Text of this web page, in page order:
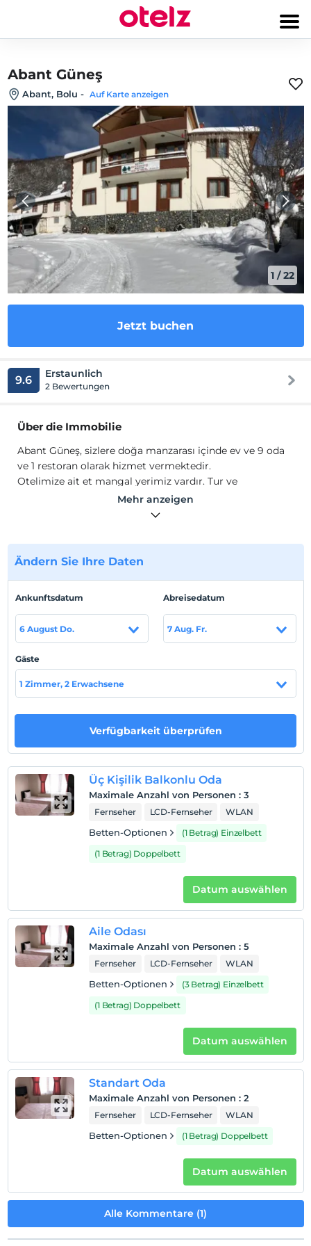
Abant Güneş
Abant, Bolu - Auf Karte anzeigen
1 /22
Jetzt buchen
9.6 Erstaunlich
2 Bewertungen
Über die Immobilie
Abant Güneş, sizlere doğa manzarası içinde ev ve 9 oda
ve 1 restoran olarak hizmet vermektedir.
Otelimize ait et mangal yerimiz vardır. Tur ve
guruplarımıza sucuk ekmeğimiz ayrıca göknar, meşe
odun ateşinde çay keyfi hizmeti verilmektedir.
Dereceören Köyü'nde konumlanmaktadır. Abant 10 km
Auf Karte
anzeigen
Hotelpolitik
Einchecken
Nach 14:00
Vor 12:00
Haustiere
Haustiere nicht erlaubt
Rauchen
Rauchen im Zimmer verboten
1 Der Aufenthalt für Kind(er) unter dem Alter von 7
ist/sind pro Zimmer kostenlos
Mehr anzeigen
Ändern Sie Ihre Daten
Ankunftsdatum
6 August Do.
Abreisedatum
7 Aug. Fr.
Gäste
1 Zimmer, 2 Erwachsene
Verfügbarkeit überprüfen
Üç Kişilik Balkonlu Oda
Maximale Anzahl von Personen : 3
Fernseher LCD-Fernseher WLAN
Betten-Optionen
(1 Betrag) Einzelbett
(1 Betrag) Doppelbett
Datum auswählen
Aile Odası
Maximale Anzahl von Personen : 5
Fernseher LCD-Fernseher WLAN
Betten-Optionen
(3 Betrag) Einzelbett
(1 Betrag) Doppelbett
Datum auswählen
Standart Oda
Maximale Anzahl von Personen : 2
Fernseher LCD-Fernseher WLAN
Betten-Optionen (1 Betrag) Doppelbett
Datum auswählen
Alle Kommentare (1)